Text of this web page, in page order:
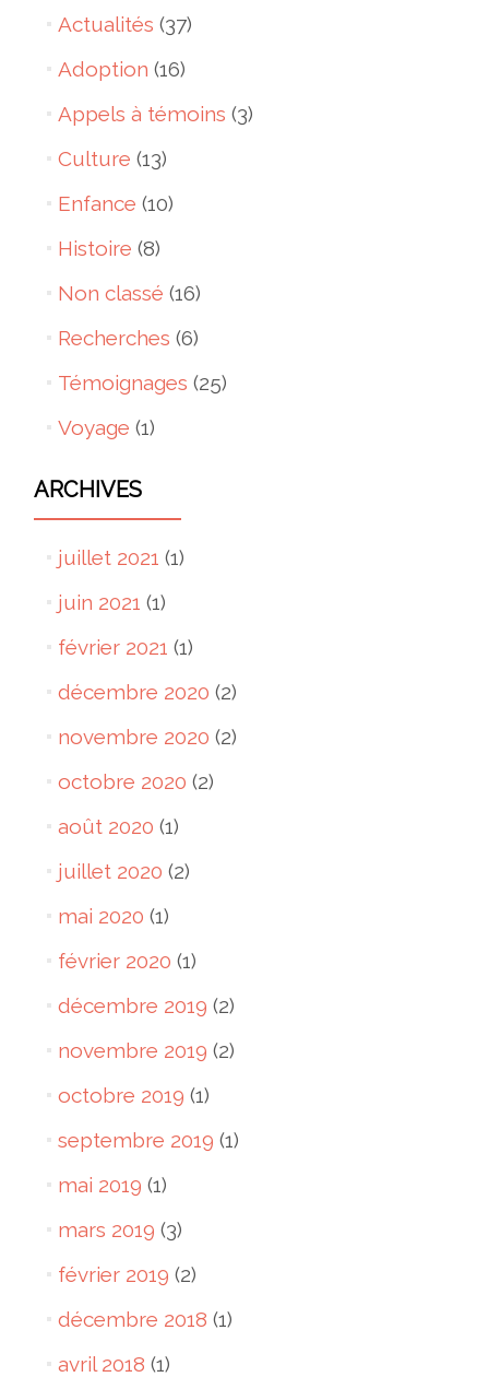
Actualités (37)
Adoption (16)
Appels à témoins (3)
Culture (13)
Enfance (10)
Histoire (8)
Non classé (16)
Recherches (6)
Témoignages (25)
Voyage (1)
ARCHIVES
juillet 2021 (1)
juin 2021 (1)
février 2021 (1)
décembre 2020 (2)
novembre 2020 (2)
octobre 2020 (2)
août 2020 (1)
juillet 2020 (2)
mai 2020 (1)
février 2020 (1)
décembre 2019 (2)
novembre 2019 (2)
octobre 2019 (1)
septembre 2019 (1)
mai 2019 (1)
mars 2019 (3)
février 2019 (2)
décembre 2018 (1)
avril 2018 (1)